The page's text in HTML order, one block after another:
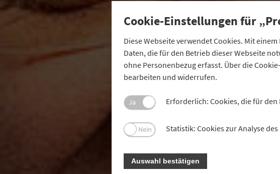
Cookie-Einstellungen für
Diese Webseite verwendet Cookies. Mit
Daten, die für den Betrieb dieser Webseite
ohne Personenbezug erfasst. Über die
bearbeiten und widerrufen.
Ja Erforderlich: Cookies, die für
Nein Statistik: Cookies zur Analyse
Auswahl bestätigen